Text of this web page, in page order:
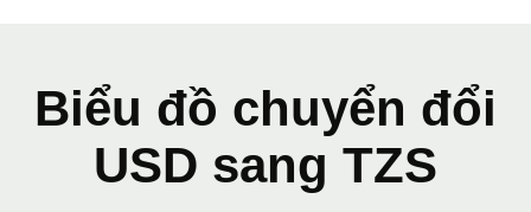
Biểu đồ chuyển đổi
USD sang TZS